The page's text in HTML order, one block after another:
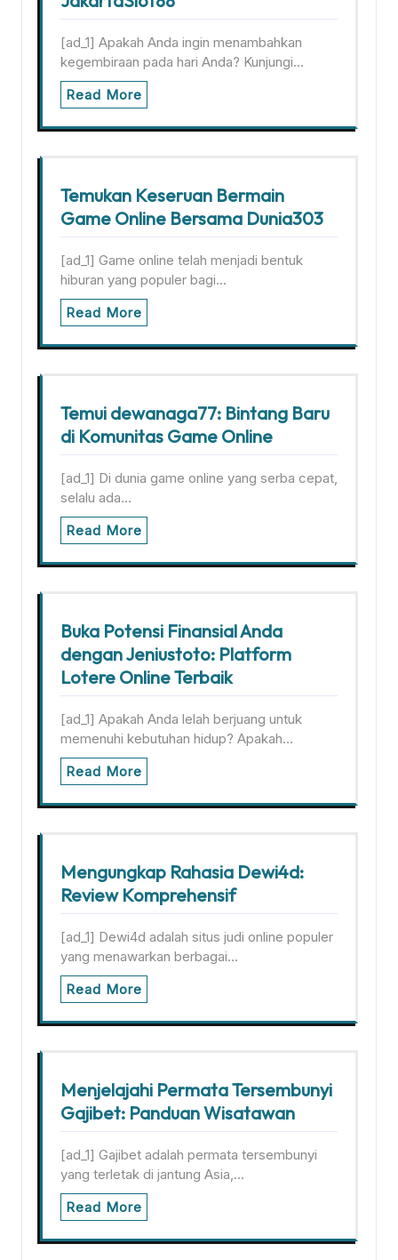
[ad_1] Apakah Anda ingin menambahkan
kegembiraan pada hari Anda? Kunjungi…
Read More
Temukan Keseruan Bermain
Game Online Bersama Dunia303
[ad_1] Game online telah menjadi bentuk
hiburan yang populer bagi…
Read More
Temui dewanaga77: Bintang Baru
di Komunitas Game Online
[ad_1] Di dunia game online yang serba cepat,
selalu ada…
Read More
Buka Potensi Finansial Anda
dengan Jeniustoto: Platform
Lotere Online Terbaik
[ad_1] Apakah Anda lelah berjuang untuk
memenuhi kebutuhan hidup? Apakah…
Read More
Mengungkap Rahasia Dewi4d:
Review Komprehensif
[ad_1] Dewi4d adalah situs judi online populer
yang menawarkan berbagai…
Read More
Menjelajahi Permata Tersembunyi
Gajibet: Panduan Wisatawan
[ad_1] Gajibet adalah permata tersembunyi
yang terletak di jantung Asia,…
Read More